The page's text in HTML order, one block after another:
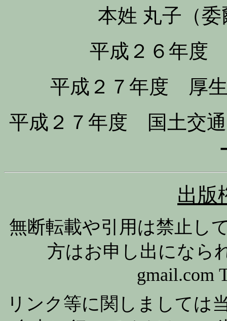
本姓 丸子（
平成２６年度
平成２７年度 厚
平成２７年度 国土交
出版
無断転載や引用は禁止し
方はお申し出になら
gmail.com
リンク等に関しましては